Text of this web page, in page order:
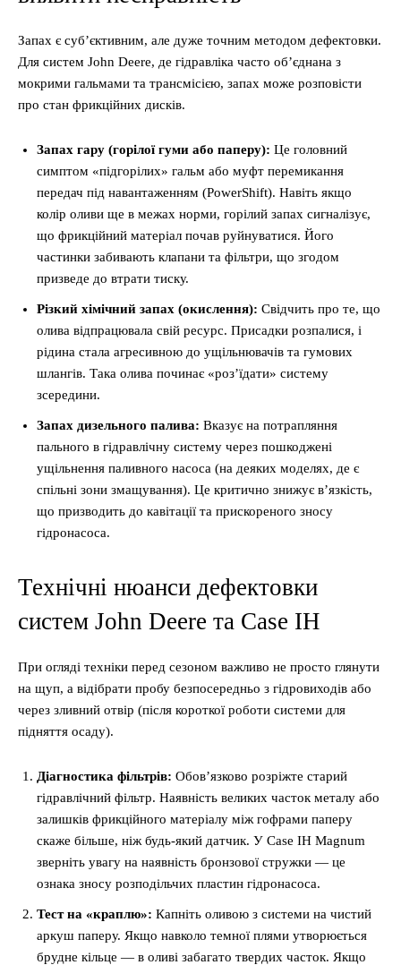
Запах є суб’єктивним, але дуже точним методом дефектовки.
Для систем John Deere, де гідравліка часто об’єднана з
мокрими гальмами та трансмісією, запах може розповісти
про стан фрикційних дисків.
Запах гару (горілої гуми або паперу): Це головний
симптом «підгорілих» гальм або муфт перемикання
передач під навантаженням (PowerShift). Навіть якщо
колір оливи ще в межах норми, горілий запах сигналізує,
що фрикційний матеріал почав руйнуватися. Його
частинки забивають клапани та фільтри, що згодом
призведе до втрати тиску.
Різкий хімічний запах (окислення): Свідчить про те, що
олива відпрацювала свій ресурс. Присадки розпалися, і
рідина стала агресивною до ущільнювачів та гумових
шлангів. Така олива починає «роз’їдати» систему
зсередини.
Запах дизельного палива: Вказує на потрапляння
пального в гідравлічну систему через пошкоджені
ущільнення паливного насоса (на деяких моделях, де є
спільні зони змащування). Це критично знижує в’язкість,
що призводить до кавітації та прискореного зносу
гідронасоса.
Технічні нюанси дефектовки
систем John Deere та Case IH
При огляді техніки перед сезоном важливо не просто глянути
на щуп, а відібрати пробу безпосередньо з гідровиходів або
через зливний отвір (після короткої роботи системи для
підняття осаду).
Діагностика фільтрів: Обов’язково розріжте старий
гідравлічний фільтр. Наявність великих часток металу або
залишків фрикційного матеріалу між гофрами паперу
скаже більше, ніж будь-який датчик. У Case IH Magnum
зверніть увагу на наявність бронзової стружки — це
ознака зносу розподільчих пластин гідронасоса.
Тест на «краплю»: Капніть оливою з системи на чистий
аркуш паперу. Якщо навколо темної плями утворюється
брудне кільце — в оливі забагато твердих часток. Якщо